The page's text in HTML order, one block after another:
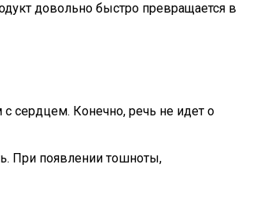
довольно быстро превращается в
сердцем. Конечно, речь не идет о
При появлении тошноты,